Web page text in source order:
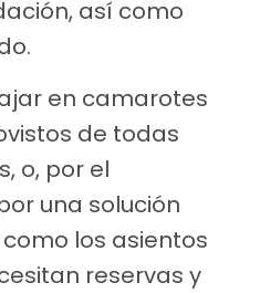
así como
en camarotes
de todas
o, por el
una solución
los asientos
reservas y